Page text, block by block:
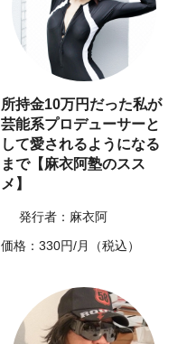
所持金10万円だった私が
芸能系プロデューサーと
して愛されるようになる
まで【麻衣阿塾のスス
メ】
発行者：麻衣阿
価格：330円/月（税込）